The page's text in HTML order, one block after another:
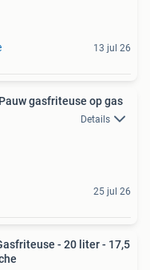
13 jul 26
gasfriteuse op gas
Details
25 jul 26
- 20 liter - 17,5